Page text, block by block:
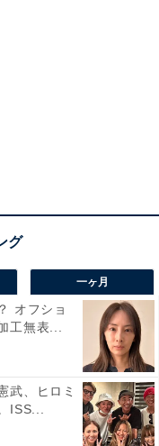
一ヶ月
オフショ
工無表...
武、ヒロミ
ISS...